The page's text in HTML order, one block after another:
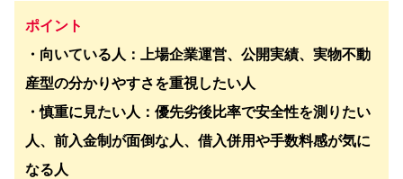
ポイント
・向いている人：上場企業運営、公開実績、実物不動
産型の分かりやすさを重視したい人
・慎重に見たい人：優先劣後比率で安全性を測りたい
人、前入金制が面倒な人、借入併用や手数料感が気に
なる人